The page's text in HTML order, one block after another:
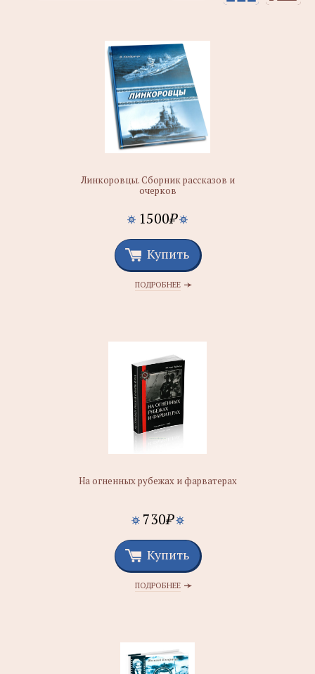
Линкоровцы. Сборник рассказов и
очерков
1500₽
Купить
ПОДРОБНЕЕ
На огненных рубежах и фарватерах
730₽
Купить
ПОДРОБНЕЕ